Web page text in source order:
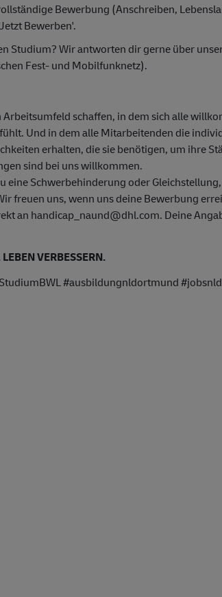
Bewerbung (Anschreiben,
Bewerben'.
Studium? Wir antworten dir gerne über
Fest- und Mobilfunknetz).
schaffen, in dem sich alle
Und in dem alle Mitarbeitenden die
erhalten, die sie benötigen, um ihre
sind bei uns willkommen.
eine Schwerbehinderung oder
freuen uns, wenn uns deine Bewerbung
an handicap_naund@dhl.com. Deine
VERBESSERN.
#ausbildungnldortmund